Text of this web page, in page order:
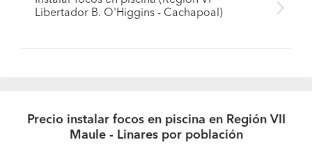
Libertador B. O'Higgins - Cachapoal)
Precio instalar focos en piscina en Región VII
Maule - Linares por población